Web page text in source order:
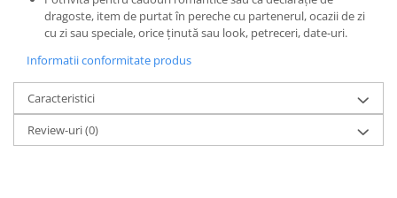
dragoste, item de purtat în pereche cu partenerul, ocazii de zi
cu zi sau speciale, orice ținută sau look, petreceri, date-uri.
Informatii conformitate produs
Caracteristici
Review-uri(0)